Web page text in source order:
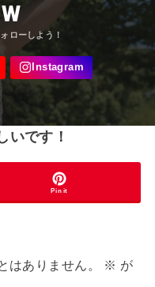
いです！
Pin it
はありません。 ※ が